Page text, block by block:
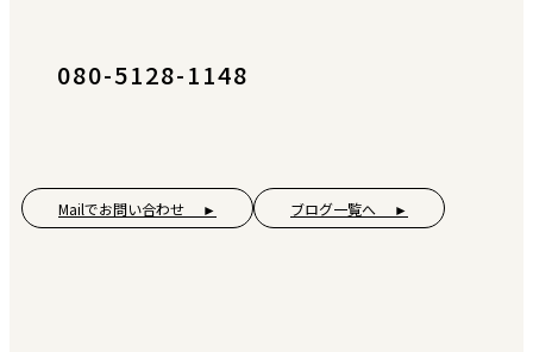
080-5128-1148
Mailでお問い合わせ ► ブログ一覧へ ►